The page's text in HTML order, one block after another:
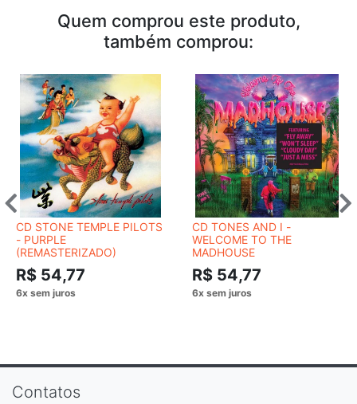
Quem comprou este produto,
também comprou:
CD STONE TEMPLE PILOTS
- PURPLE
(REMASTERIZADO)
R$ 54,77
CD TONES AND I -
WELCOME TO THE
MADHOUSE
R$ 54,77
Contatos